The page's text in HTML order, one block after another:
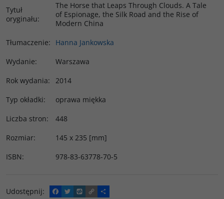
Tytuł
oryginału:
The Horse that Leaps Through Clouds. A Tale
of Espionage, the Silk Road and the Rise of
Modern China
Tłumaczenie:
Hanna Jankowska
Wydanie:
Warszawa
Rok wydania:
2014
Typ okładki:
oprawa miękka
Liczba stron:
448
Rozmiar:
145 x 235 [mm]
ISBN: 978-83-63778-70-5
Udostępnij:
F
T
W
C
P